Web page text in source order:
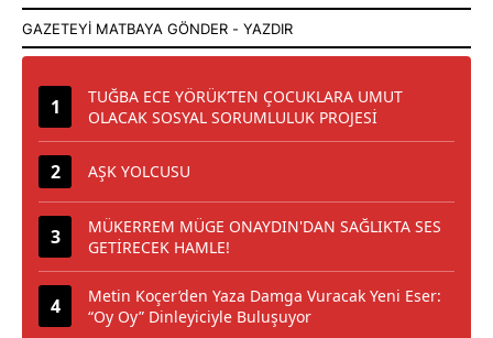
TUĞBA ECE YÖRÜK’TEN ÇOCUKLARA UMUT
OLACAK SOSYAL SORUMLULUK PROJESİ
AŞK YOLCUSU
MÜKERREM MÜGE ONAYDIN'DAN SAĞLIKTA SES
GETİRECEK HAMLE!
Metin Koçer’den Yaza Damga Vuracak Yeni Eser:
“Oy Oy” Dinleyiciyle Buluşuyor